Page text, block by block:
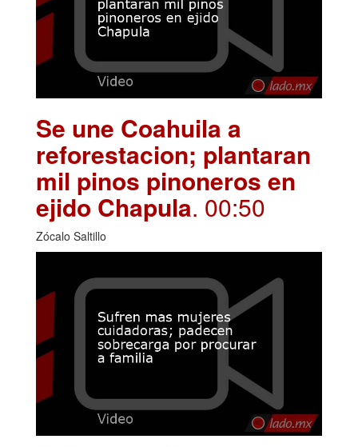
Se une Coahuila a
reforestacion; plantaran
mil pinos pinoneros en
ejido Chapula. 00:50
Zócalo Saltillo